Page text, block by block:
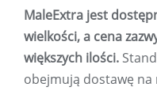
MaleExtra jest
wielkości, a cena
większych ilości.
obejmują dostawę na